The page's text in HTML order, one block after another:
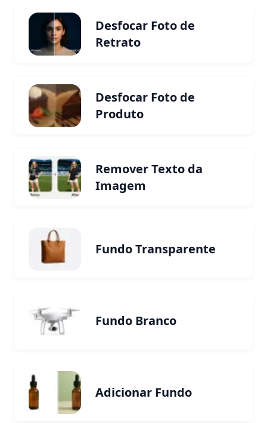
Desfocar Foto de
Retrato
Desfocar Foto de
Produto
Remover Texto da
Imagem
Fundo Transparente
Fundo Branco
Adicionar Fundo